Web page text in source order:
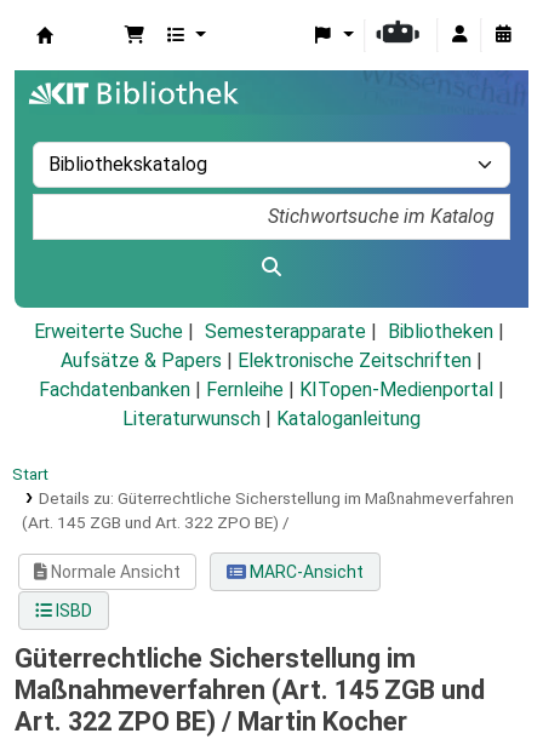
Erweiterte Suche Semesterapparate
Bibliotheken
Aufsätze & Papers
Elektronische Zeitschriften
Fachdatenbanken
Fernleihe KITopen-Medienportal
Literaturwunsch
Kataloganleitung
Start
Details zu: Güterrechtliche Sicherstellung im Maßnahmeverfahren
(Art. 145 ZGB und Art. 322 ZPO BE) /
Normale Ansicht
MARC-Ansicht
ISBD
Güterrechtliche Sicherstellung im
Maßnahmeverfahren (Art. 145 ZGB und
Art. 322 ZPO BE) / Martin Kocher